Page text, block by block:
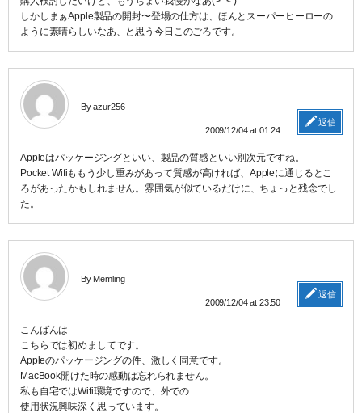
しかしまぁApple製品の開封〜登場の仕方は、ほんとスーパーヒーローの
ように素晴らしいなあ、と思う今日このごろです。
By azur256
2009/12/04 at 01:24
返信
Appleはパッケージングといい、製品の質感といい別次元ですね。
Pocket Wifiももう少し重みがあって質感が高ければ、Appleに通じるとこ
ろがあったかもしれません。雰囲気が似ているだけに、ちょっと残念でし
た。
By Memling
2009/12/04 at 23:50
返信
こんばんは
こちらでは初めましてです。
Appleのパッケージングの件、激しく同意です。
MacBook開けた時の感動は忘れられません。
私も自宅ではWifi環境ですので、外での
使用状況興味深く思っています。